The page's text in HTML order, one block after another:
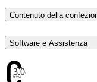
Contenuto della
Software e Assistenza
3.08